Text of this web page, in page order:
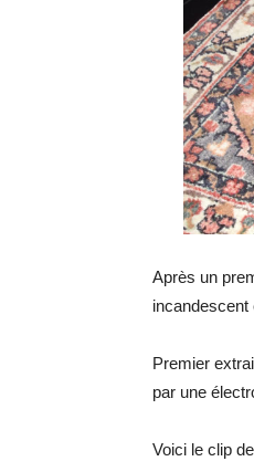
Après un
incandescent
Premier
par une
Voici le clip